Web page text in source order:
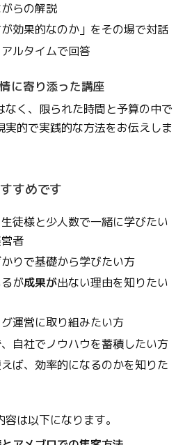
らの解説
が効果的なのか」をその場で対話
ルタイムで回答
に寄り添った講座
なく、限られた時間と予算の中で
的で実践的な方法をお伝えしま
すめです
徒様と少人数で一緒に学びたい
者
りで基礎から学びたい方
が成果が出ない理由を知りたい
運営に取り組みたい方
自社でノウハウを蓄積したい方
ば、効率的になるのかを知りた
は以下になります。